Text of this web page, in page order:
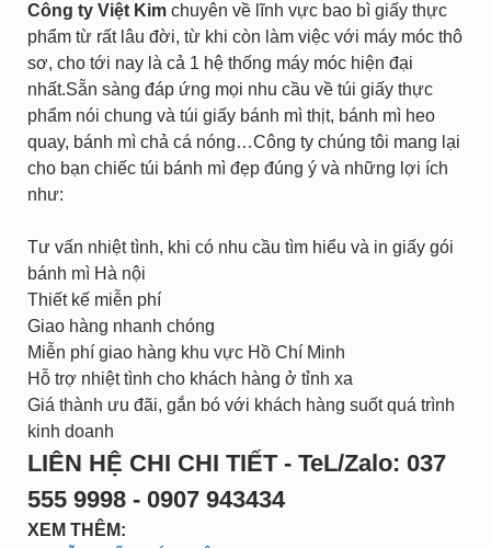
Công ty Việt Kim chuyên về lĩnh vực bao bì giấy thực
phẩm từ rất lâu đời, từ khi còn làm việc với máy móc thô
sơ, cho tới nay là cả 1 hệ thống máy móc hiện đại
nhất.Sẵn sàng đáp ứng mọi nhu cầu về túi giấy thực
phẩm nói chung và túi giấy bánh mì thịt, bánh mì heo
quay, bánh mì chả cá nóng…Công ty chúng tôi mang lại
cho bạn chiếc túi bánh mì đẹp đúng ý và những lợi ích
như:
Tư vấn nhiệt tình, khi có nhu cầu tìm hiểu và in giấy gói
bánh mì Hà nội
Thiết kế miễn phí
Giao hàng nhanh chóng
Miễn phí giao hàng khu vực Hồ Chí Minh
Hỗ trợ nhiệt tình cho khách hàng ở tỉnh xa
Giá thành ưu đãi, gắn bó với khách hàng suốt quá trình
kinh doanh
LIÊN HỆ CHI CHI TIẾT - TeL/Zalo: 037
555 9998 - 0907 943434
XEM THÊM: